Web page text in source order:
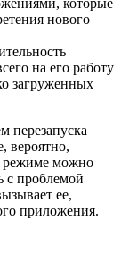
которые
нового
на его работу
загруженных
перезапуска
вероятно,
режиме можно
с проблемой
ее,
приложения.